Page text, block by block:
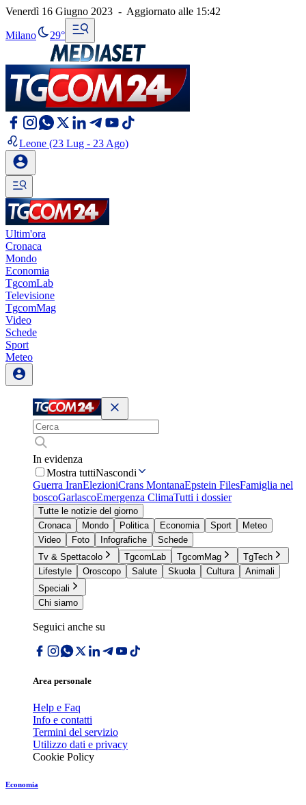
Venerdì 16 Giugno 2023 - Aggiornato alle 15:42
Milano 29°
Leone (23 Lug - 23 Ago)
Ultim'ora
Cronaca
Mondo
Economia
TgcomLab
Televisione
TgcomMag
Video
Schede
Sport
Meteo
In evidenza
Mostra tuttiNascondi
Guerra IranElezioniCrans MontanaEpstein FilesFamiglia nel
boscoGarlascoEmergenza ClimaTutti i dossier
Tutte le notizie del giorno
Cronaca
Mondo Politica Economia Sport
Meteo
Video
Foto Infografiche
Schede
Tv & Spettacolo
TgcomLab TgcomMag
TgTech
Lifestyle
Oroscopo Salute Skuola Cultura
Animali
Speciali
Chi siamo
Seguici anche su
Area personale
Help e Faq
Info e contatti
Termini del servizio
Utilizzo dati e privacy
Cookie Policy
Economia